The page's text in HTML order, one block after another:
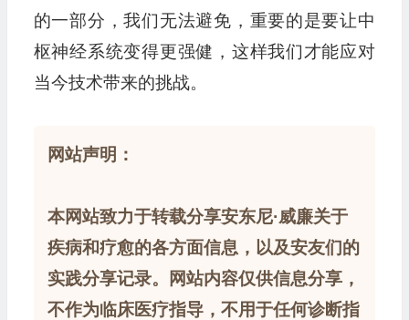
的一部分，我们无法避免，重要的是要让中
枢神经系统变得更强健，这样我们才能应对
当今技术带来的挑战。
网站声明：
本网站致力于转载分享安东尼·威廉关于
疾病和疗愈的各方面信息，以及安友们的
实践分享记录。网站内容仅供信息分享，
不作为临床医疗指导，不用于任何诊断指